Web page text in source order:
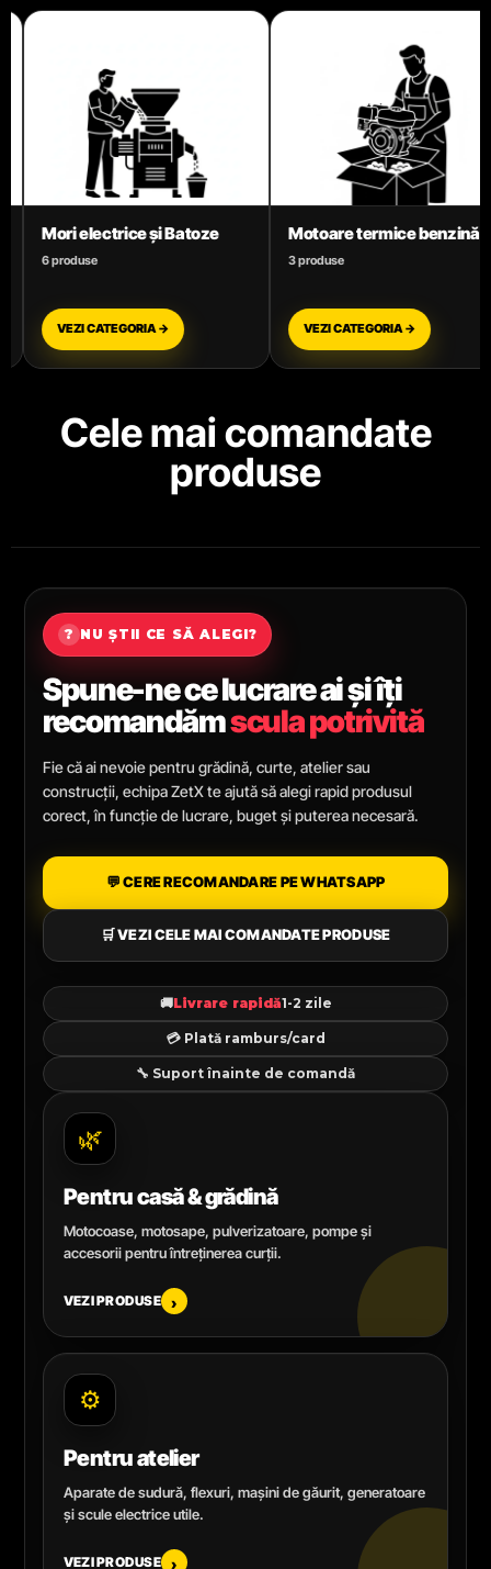
Motoare termice benzină
3 produse
VEZI CATEGORIA →
Motocoase
11 produse
VEZI CATEGORIA →
Cele mai comandate
produse
? NU ȘTII CE SĂ ALEGI?
Spune-ne ce lucrare ai și îți
recomandămscula potrivită
Fie că ai nevoie pentru grădină, curte, atelier sau
construcții, echipa ZetX te ajută să alegi rapid produsul
corect, în funcție de lucrare, buget și puterea necesară.
💬 CERE RECOMANDARE PE WHATSAPP
🛒 VEZI CELE MAI COMANDATE PRODUSE
🚚Livrare rapidă1-2 zile
💳 Plată ramburs/card
🔧 Suport înainte de comandă
🌿
Pentru casă & grădină
Motocoase, motosape, pulverizatoare, pompe și
accesorii pentru întreținerea curții.
VEZI PRODUSE ›
⚙️
Pentru atelier
Aparate de sudură, flexuri, mașini de găurit, generatoare
și scule electrice utile.
VEZI PRODUSE ›